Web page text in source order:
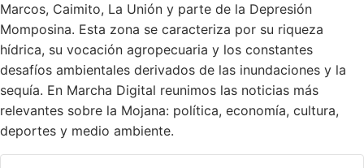
Marcos, Caimito, La Unión y parte de la Depresión
Momposina. Esta zona se caracteriza por su riqueza
hídrica, su vocación agropecuaria y los constantes
desafíos ambientales derivados de las inundaciones y la
sequía. En Marcha Digital reunimos las noticias más
relevantes sobre la Mojana: política, economía, cultura,
deportes y medio ambiente.